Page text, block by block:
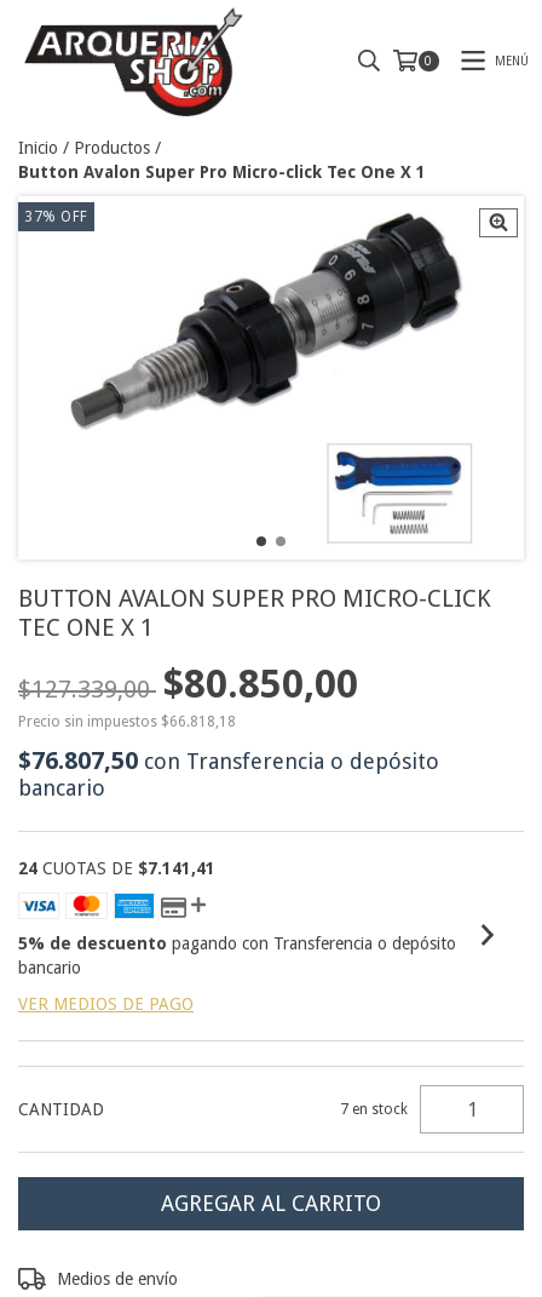
0 MENÚ
Inicio / Productos /
Button Avalon Super Pro Micro-click Tec One X 1
37% OFF
BUTTON AVALON SUPER PRO MICRO-CLICK
TEC ONE X 1
$127.339,00 $80.850,00
Precio sin impuestos $66.818,18
$76.807,50 con Transferencia o depósito
bancario
24 CUOTAS DE $7.141,41
5% de descuento pagando con Transferencia o depósito
bancario
VER MEDIOS DE PAGO
CANTIDAD 7 en stock
Entregas para el CP:
Medios de envío